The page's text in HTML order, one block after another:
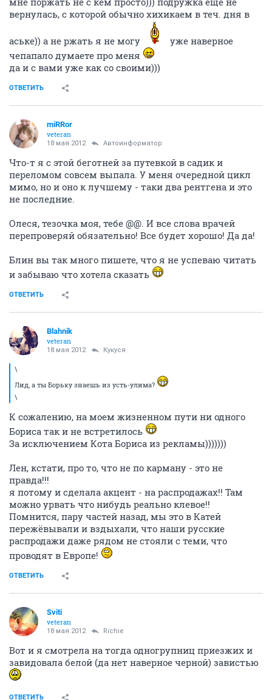
вернулась, с которой обычно хихикаем в теч. дня в
аське)) а не ржать я не могу
уже наверное
чепапало думаете про меня
да и с вами уже как со своими)))
ОТВЕТИТЬ
miRRor
veteran
18 мая 2012 Автоинформатор
Что-т я с этой беготней за путевкой в садик и
переломом совсем выпала. У меня очередной цикл
мимо, но и оно к лучшему - таки два рентгена и это
не последние.
Олеся, тезочка моя, тебе @@. И все слова врачей
перепроверяй обязательно! Все будет хорошо! Да да!
Блин вы так много пишете, что я не успеваю читать
и забываю что хотела сказать
ОТВЕТИТЬ
Blahnik
veteran
18 мая 2012 Кукуся
\
Лид, а ты Борьку знаешь из усть-улима?
\
К сожалению, на моем жизненном пути ни одного
Бориса так и не встретилось
За исключением Кота Бориса из рекламы)))))))
Лен, кстати, про то, что не по карману - это не
правда!!!
я потому и сделала акцент - на распродажах!! Там
можно урвать что нибудь реально клевое!!
Помнится, пару частей назад, мы это в Катей
пережёвывали и вздыхали, что наши русские
распродажи даже рядом не стояли с теми, что
проводят в Европе!
ОТВЕТИТЬ
Sviti
veteran
18 мая 2012 Richie
Вот и я смотрела на тогда одногрупниц приезжих и
завидовала белой (да нет наверное черной) завистью
ОТВЕТИТЬ